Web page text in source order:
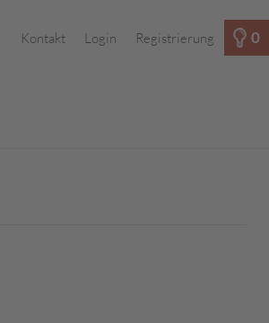
0
Kontakt Login Registrierung